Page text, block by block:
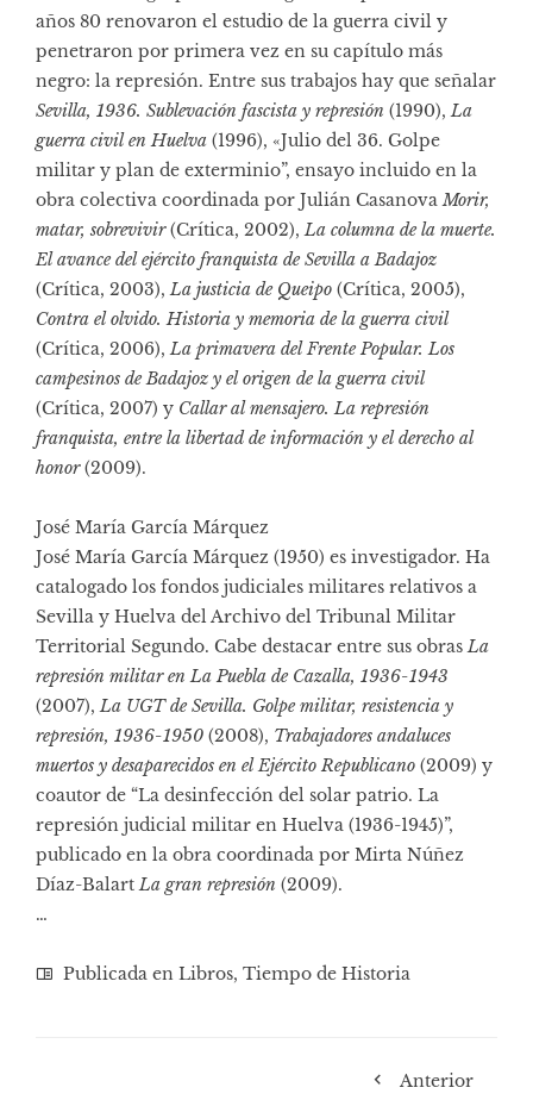
años 80 renovaron el estudio de la guerra civil y
penetraron por primera vez en su capítulo más
negro: la represión. Entre sus trabajos hay que señalar
Sevilla, 1936. Sublevación fascista y represión (1990),La
guerra civil en Huelva (1996), «Julio del 36. Golpe
militar y plan de exterminio”, ensayo incluido en la
obra colectiva coordinada por Julián CasanovaMorir,
matar, sobrevivir(Crítica, 2002),La columna de la muerte.
El avance del ejército franquista de Sevilla a Badajoz
(Crítica, 2003),La justicia de Queipo (Crítica, 2005),
Contra el olvido. Historia y memoria de la guerra civil
(Crítica, 2006),La primavera del Frente Popular. Los
campesinos de Badajoz y el origen de la guerra civil
(Crítica, 2007) y Callar al mensajero. La represión
franquista, entre la libertad de información y el derecho al
honor(2009).
José María García Márquez
José María García Márquez (1950) es investigador. Ha
catalogado los fondos judiciales militares relativos a
Sevilla y Huelva del Archivo del Tribunal Militar
Territorial Segundo. Cabe destacar entre sus obrasLa
represión militar en La Puebla de Cazalla, 1936-1943
(2007), La UGT de Sevilla. Golpe militar, resistencia y
represión, 1936-1950 (2008), Trabajadores andaluces
muertos y desaparecidos en el Ejército Republicano (2009) y
coautor de “La desinfección del solar patrio. La
represión judicial militar en Huelva (1936-1945)”,
publicado en la obra coordinada por Mirta Núñez
Díaz-BalartLa gran represión (2009).
…
Publicada en Libros, Tiempo de Historia
Anterior